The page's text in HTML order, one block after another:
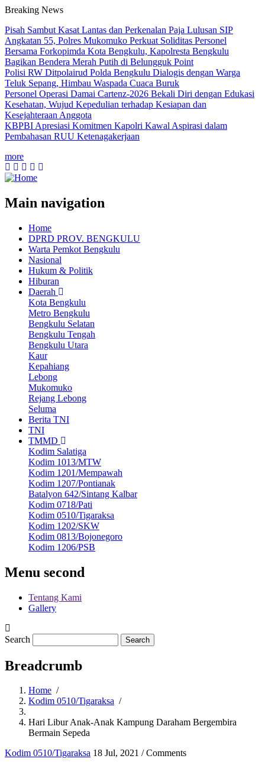
Breaking News
Pisah Sambut Kasat Lantas dan Perkenalan Paja Lulusan SIP
Angkatan 55, Polres Mukomuko Perkuat Soliditas Personel
Bersama Forkopimda Kota Bengkulu, Kapolresta Bengkulu
Bagikan Bendera Merah Putih di Belungguk Point
Polisi RW Ditpolairud Polda Bengkulu Dialogis dengan Warga
Teluk Sepang, Himbau Waspada Cuaca Buruk
Personel Operasi Damai Cartenz-2026 Bekali Diri dengan Edukasi
Kesehatan, Wujud Kepedulian terhadap Kesiapan dan
Kesejahteraan Anggota
KBPBI Apresiasi Komitmen Kapolri Kawal Aspirasi dalam
Pembahasan RUU Ketenagakerjaan
more
Main navigation
Home
DPRD PROV. BENGKULU
Warta Pemkot Bengkulu
Nasional
Hukum & Politik
Hiburan
Daerah
Kota Bengkulu
Metro Bengkulu
Bengkulu Selatan
Bengkulu Tengah
Bengkulu Utara
Kaur
Kepahiang
Lebong
Mukomuko
Rejang Lebong
Seluma
Berita TNI
TNI
TMMD
Kodim Salatiga
Kodim 1013/MTW
Kodim 1201/Mempawah
Kodim 1207/Pontianak
Batalyon 642/Sintang Kalbar
Kodim 0718/Pati
Kodim 0510/Tigaraksa
Kodim 1202/SKW
Kodim 0813/Bojonegoro
Kodim 1206/PSB
Menu second
Tentang Kami
Gallery
Search
Breadcrumb
Home /
Kodim 0510/Tigaraksa /
Hari Libur Anak-Anak Kampung Daraham Bergembira
Bermain Sepeda
Kodim 0510/Tigaraksa 18 Jul, 2021 /Comments